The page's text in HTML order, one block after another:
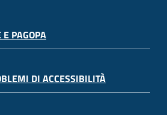
PAGOPA
DI ACCESSIBILITÀ